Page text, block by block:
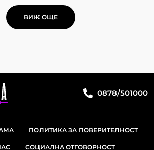
ВИЖ ОЩЕ
0878/501000
ПОЛИТИКА ЗА ПОВЕРИТЕЛНОСТ
СОЦИАЛНА ОТГОВОРНОСТ